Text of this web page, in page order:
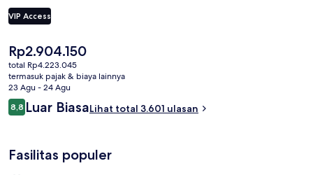
Fellow travelers like the central location for the sightseeing and
because it's only a short walk to public transportation: 50 St. Station
VIP Access
Harga
saat
ini
Rp2.904.150
Rp2.904.150
total Rp4.223.045
termasuk pajak & biaya lainnya
23 Agu - 24 Agu
Ulasan
8,88,8 dari 10
Luar BiasaLihat total 3.601 ulasan
Fasilitas populer